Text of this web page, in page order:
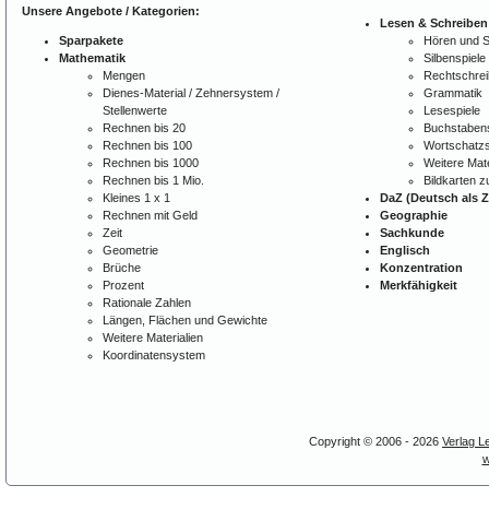
Unsere Angebote / Kategorien:
Sparpakete
Mathematik
Mengen
Dienes-Material / Zehnersystem /
Stellenwerte
Rechnen bis 20
Rechnen bis 100
Rechnen bis 1000
Rechnen bis 1 Mio.
Kleines 1 x 1
Rechnen mit Geld
Zeit
Geometrie
Brüche
Prozent
Rationale Zahlen
Längen, Flächen und Gewichte
Weitere Materialien
Koordinatensystem
Lesen & Schreiben
Hören und
Silbenspiele
Grammatik
Lesespiele
Weitere
Bildkarten
DaZ (Deutsch als
Geographie
Sachkunde
Englisch
Konzentration
Merkfähigkeit
Copyright © 2006 - 2026 Verlag